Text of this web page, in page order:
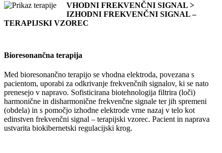
VHODNI FREKVENČNI SIGNAL >
IZHODNI FREKVENČNI SIGNAL –
TERAPIJSKI VZOREC
Bioresonančna terapija
Med bioresonančno terapijo se vhodna elektroda, povezana s
pacientom, uporabi za odkrivanje frekvenčnih signalov, ki se nato
prenesejo v napravo. Sofisticirana biotehnologija filtrira (loči)
harmonične in disharmonične frekvenčne signale ter jih spremeni
(obdela) in s pomočjo izhodne elektrode vrne nazaj v telo kot
edinstven frekvenčni signal – terapijski vzorec. Pacient in naprava
ustvarita biokibernetski regulacijski krog.